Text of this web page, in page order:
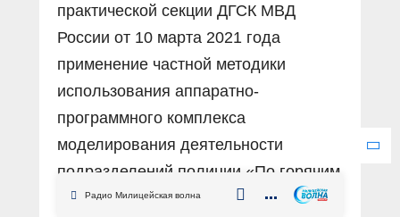
практической секции ДГСК МВД
России от 10 марта 2021 года
применение частной методики
использования аппаратно-
программного комплекса
моделирования деятельности
подразделений полиции «По горячим
следам» признано положительным
Радио Милицейская волна